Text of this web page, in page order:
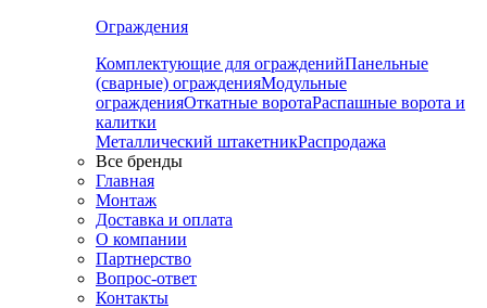
Ограждения
Комплектующие для огражденийПанельные
(сварные) огражденияМодульные
огражденияОткатные воротаРаспашные ворота и
калитки
Металлический штакетникРаспродажа
Все бренды
Главная
Монтаж
Доставка и оплата
О компании
Партнерство
Вопрос-ответ
Контакты